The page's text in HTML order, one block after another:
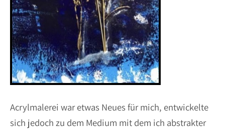
Acrylmalerei war etwas Neues für mich, entwickelte
sich jedoch zu dem Medium mit dem ich abstrakter